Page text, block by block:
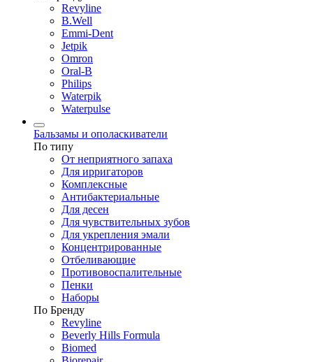
Revyline
B.Well
Emmi-Dent
Jetpik
Omron
Oral-B
Philips
Waterpik
Waterpulse
Бальзамы и ополаскиватели
По типу
От неприятного запаха
Для ирригаторов
Комплексные
Антибактериальные
Для десен
Для чувствительных зубов
Для укрепления эмали
Концентрированные
Отбеливающие
Противовоспалительные
Пенки
Наборы
По Бренду
Revyline
Beverly Hills Formula
Biomed